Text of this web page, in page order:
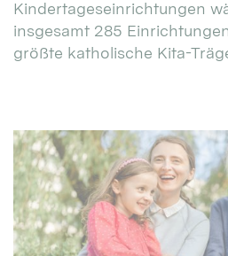
Kindertageseinrichtungen
insgesamt 285
größte katholische Kita-